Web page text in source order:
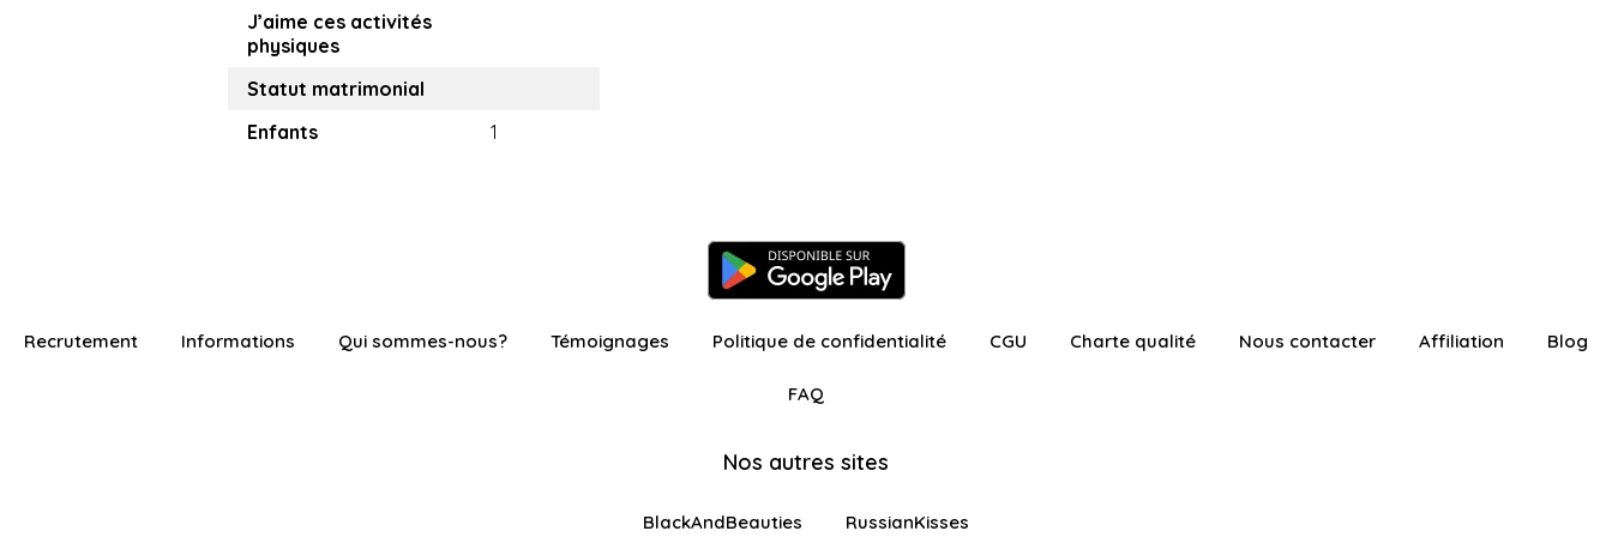
J’aime ces activités
physiques
Statut matrimonial
Enfants
1
Recrutement Informations Qui sommes-nous? Témoignages Politique de confidentialité CGU Charte qualité Nous contacter Affiliation Blog
FAQ
Nos autres sites
BlackAndBeauties RussianKisses